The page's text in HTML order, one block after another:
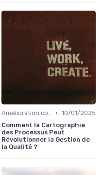
Amélioration continue • 10/01/2025
Comment la Cartographie
des Processus Peut
Révolutionner la Gestion de
la Qualité ?